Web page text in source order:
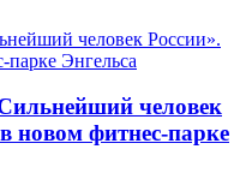
человек
новом фитнес-парке